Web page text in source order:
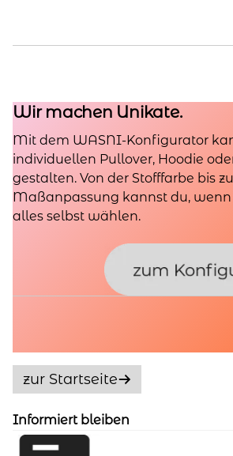
Wir machen Unikate.
Mit dem WASNI-Konfigurator
individuellen Pullover, Hoodie
gestalten. Von der Stofffarbe bis zu
Maßanpassung kannst du,
alles selbst wählen.
zur Startseite
Informiert bleiben